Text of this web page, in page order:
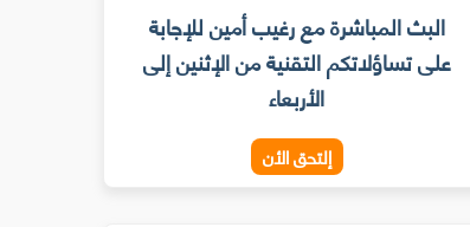
البث المباشرة مع رغيب أمين للإجابة
على تساؤلاتكم التقنية من الإثنين إلى
الأربعاء
إلتحق الأن